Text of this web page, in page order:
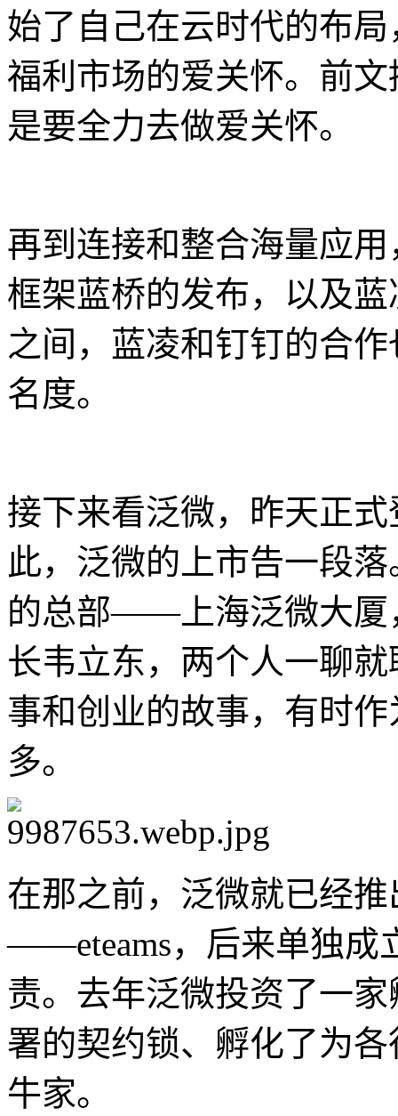
始了自己在云时代的布
福利市场的爱关怀。前
是要全力去做爱关怀。
再到连接和整合海量应
框架蓝桥的发布，以及
之间，蓝凌和钉钉的合
名度。
接下来看泛微，昨天正
此，泛微的上市告一段
的总部——上海泛微大厦
长韦立东，两个人一聊
事和创业的故事，有时
多。
在那之前，泛微就已经推
——eteams，后来单独成
责。去年泛微投资了一
署的契约锁、孵化了为
牛家。